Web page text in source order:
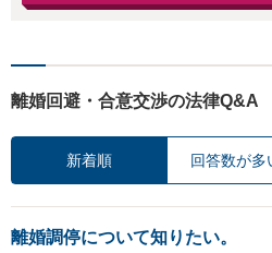
離婚回避・合意交渉の法律Q&A
新着順 回答数が多
離婚調停について知りたい。